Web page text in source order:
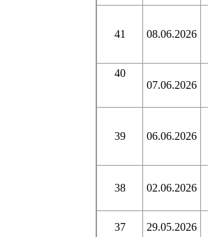
41 08.06.2026
40
07.06.2026
39 06.06.2026
38 02.06.2026
37 29.05.2026